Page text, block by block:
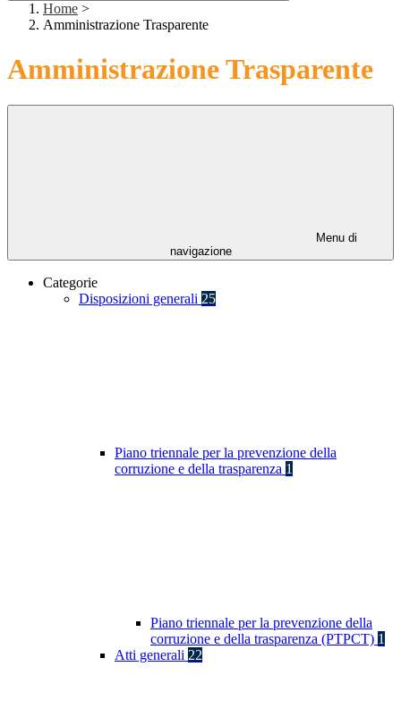
Home >
Amministrazione Trasparente
Amministrazione Trasparente
Menu di
navigazione
Categorie
Disposizioni generali 25
Piano triennale per la prevenzione della
corruzione e della trasparenza 1
Piano triennale per la prevenzione della
corruzione e della trasparenza (PTPCT) 1
Atti generali 22